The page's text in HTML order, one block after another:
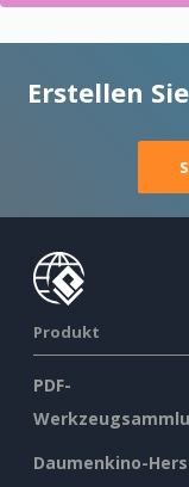
Erstellen
Produkt
PDF-
Daumenkino-